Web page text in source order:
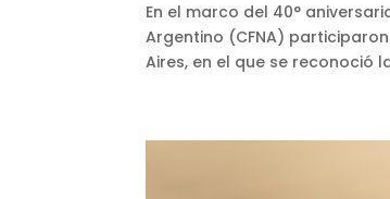
En el marco del 40°
Argentino (CFNA)
Aires, en el que se reconoció